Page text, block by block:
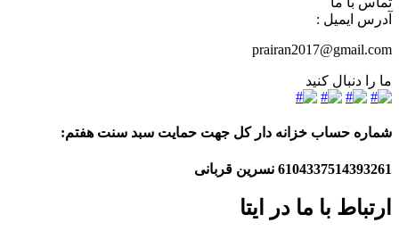
آدرس ایمیل :
prairan2017@gmail.com
ما را دنبال کنید
شماره حساب خزانه دار کل جهت حمایت سبد سنت هفتم:
6104337514393261 نسرین قربانی
ارتباط با ما در ایتا